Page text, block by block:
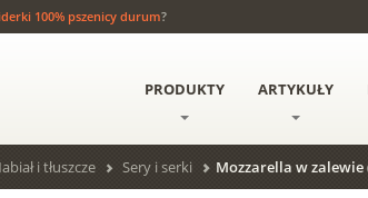
100% pszenicy durum?
PRODUKTY ARTYKUŁY
i tłuszcze Sery i serki Mozzarella w zalewie